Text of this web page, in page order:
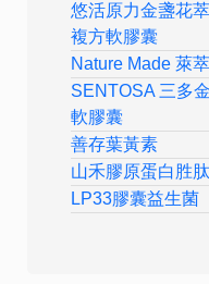
悠活原力金盞花
複方軟膠囊
Nature Made 萊
SENTOSA 三多
軟膠囊
善存葉黃素
山禾膠原蛋白胜肽
LP33膠囊益生菌